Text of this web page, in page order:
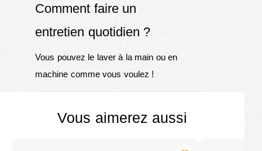
Comment faire un
entretien quotidien ?
Vous pouvez le laver à la main ou en
machine comme vous voulez !
Vous aimerez aussi